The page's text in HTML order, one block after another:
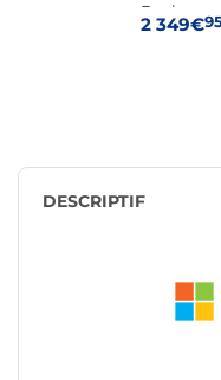
Business
2 349€
DESCRIPTIF